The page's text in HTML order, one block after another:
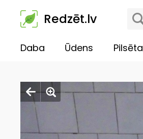
Redzēt.lv
Daba Ūdens Pilsēta